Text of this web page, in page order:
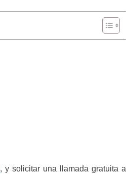
, y solicitar una llamada gratuita al